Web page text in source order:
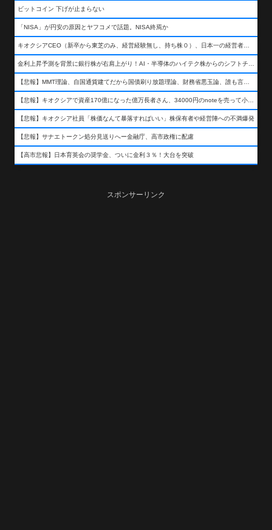
ビットコイン 下げが止まらない
「NISA」が円安の原因とヤフコメで話題。NISA終焉か
【悲報】キオクシア社員「株価なんて暴落すればいい」株保有者や経営陣への不満爆発
【悲報】サナエトークン処分見送りへー金融庁、高市政権に配慮
【高市悲報】日本育英会の奨学金、ついに金利３％！大台を突破
スポンサーリンク